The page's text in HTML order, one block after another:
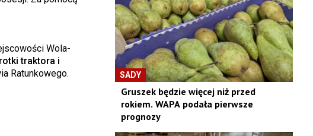
Wola-
traktora i
Ratunkowego.
SADY
Gruszek będzie więcej niż przed
rokiem. WAPA podała pierwsze
prognozy